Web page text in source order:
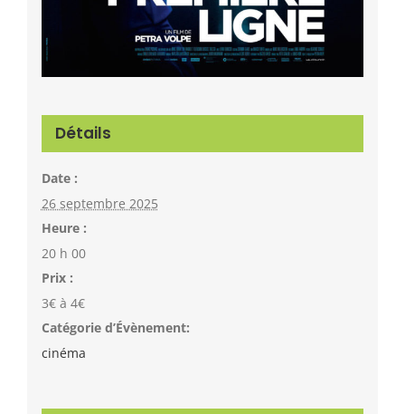
Détails
Date :
26 septembre 2025
Heure :
20 h 00
Prix :
3€ à 4€
Catégorie d’Évènement:
cinéma